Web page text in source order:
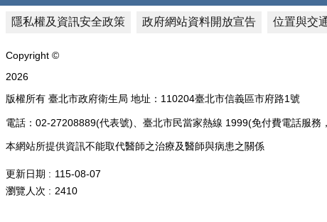
隱私權及資訊安全政策 政府網站資料開放宣告 位置與交
Copyright ©
2026
版權所有 臺北市政府衛生局 地址：110204臺北市信義區市府路1號
電話：02-27208889(代表號)、臺北市民當家熱線 1999(免付費電話服務
本網站所提供資訊不能取代醫師之治療及醫師與病患之關係
更新日期
115-08-07
瀏覽人次
2410